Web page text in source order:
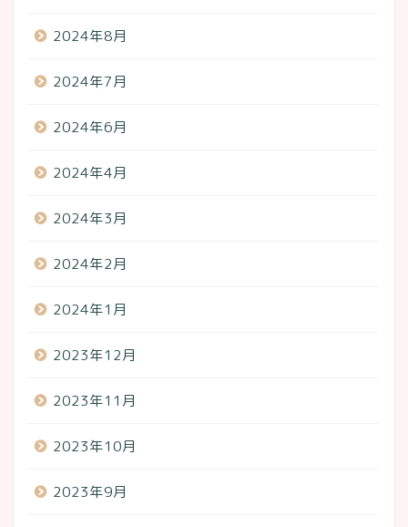
2024年8月
2024年7月
2024年6月
2024年4月
2024年3月
2024年2月
2024年1月
2023年12月
2023年11月
2023年10月
2023年9月